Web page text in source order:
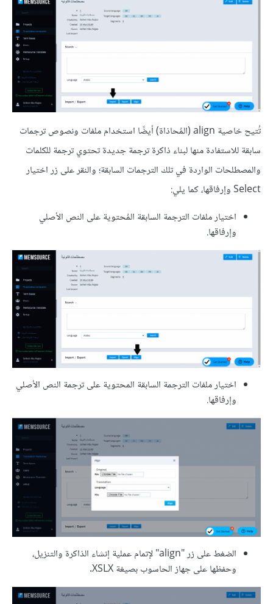
تُتيح خاصية align (المُحاذاة) أيضًا استخدام ملفات ونصوص ترجمات
سابقة للاستفادة منها لبناء ذاكرة ترجمة جديدة تحتوي ترجمة للكلمات
والمصطلحات الواردة في تلك الترجمات السابقة؛ والنقر على زر اختيار
Select وإرفاقها، كما يلي:
اختيار ملفات الترجمة السابقة المُحتوية على النص الأصلي
وإرفاقها.
اختيار ملفات الترجمة السابقة المحتوية على ترجمة النص الأصلي
وإرفاقها.
الضغط على زر "align" لإتمام عملية إنشاء الذاكرة والتنزيل،
وحفظها على جهاز الحاسوب بصيغة XSLX.